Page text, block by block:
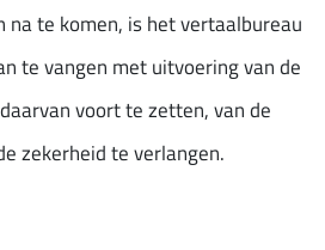
te komen, is het vertaalbureau
te vangen met uitvoering van de
voort te zetten, van de
zekerheid te verlangen.